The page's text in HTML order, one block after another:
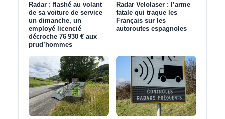
Radar : flashé au volant
de sa voiture de service
un dimanche, un
employé licencié
décroche 76 930 € aux
prud’hommes
Radar Velolaser : l’arme
fatale qui traque les
Français sur les
autoroutes espagnoles